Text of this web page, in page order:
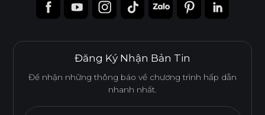
Đăng Ký Nhận Bản Tin
Để nhận những thông báo về chương trình hấp dẫn
nhanh nhất.